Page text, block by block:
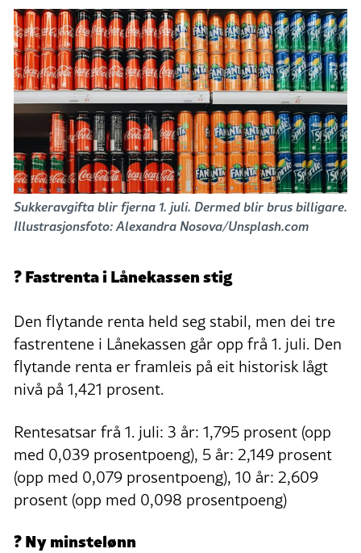
Sukkeravgifta blir fjerna 1. juli. Dermed blir brus billigare.
Illustrasjonsfoto: Alexandra Nosova/Unsplash.com
? Fastrenta i Lånekassen stig
Den flytande renta held seg stabil, men dei tre
fastrentene i Lånekassen går opp frå 1. juli. Den
flytande renta er framleis på eit historisk lågt
nivå på 1,421 prosent.
Rentesatsar frå 1. juli: 3 år: 1,795 prosent (opp
med 0,039 prosentpoeng), 5 år: 2,149 prosent
(opp med 0,079 prosentpoeng), 10 år: 2,609
prosent (opp med 0,098 prosentpoeng)
? Ny minstelønn